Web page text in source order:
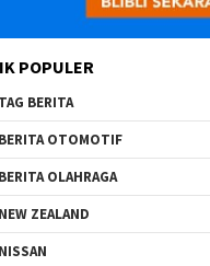
POPULER
TAG BERITA
BERITA OTOMOTIF
BERITA OLAHRAGA
NEW ZEALAND
NISSAN